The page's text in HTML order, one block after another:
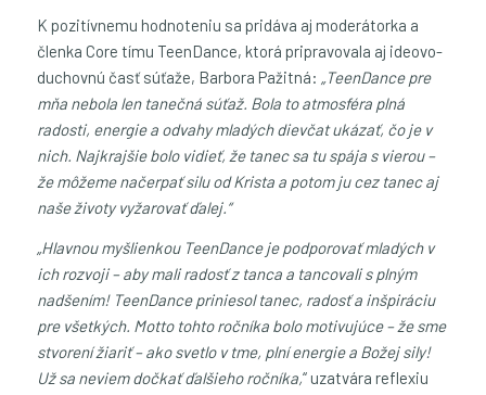
K pozitívnemu hodnoteniu sa pridáva aj moderátorka a
členka Core tímu TeenDance, ktorá pripravovala aj ideovo-
duchovnú časť súťaže, Barbora Pažitná: „TeenDance pre
mňa nebola len tanečná súťaž. Bola to atmosféra plná
radosti, energie a odvahy mladých dievčat ukázať, čo je v
nich. Najkrajšie bolo vidieť, že tanec sa tu spája s vierou –
že môžeme načerpať silu od Krista a potom ju cez tanec aj
naše životy vyžarovať ďalej.“
„Hlavnou myšlienkou TeenDance je podporovať mladých v
ich rozvoji – aby mali radosť z tanca a tancovali s plným
nadšením! TeenDance priniesol tanec, radosť a inšpiráciu
pre všetkých. Motto tohto ročníka bolo motivujúce – že sme
stvorení žiariť – ako svetlo v tme, plní energie a Božej sily!
Už sa neviem dočkať ďalšieho ročníka,“ uzatvára reflexiu